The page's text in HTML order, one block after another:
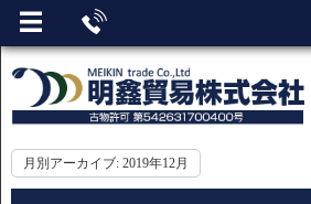
月別アーカイブ: 2019年12月